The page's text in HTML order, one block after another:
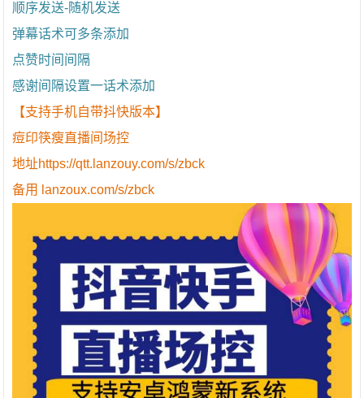
顺序发送-随机发送
弹幕话术可多条添加
点赞时间间隔
感谢间隔设置一话术添加
【支持手机自带抖快版本】
痘印筷瘦直播间场控
地址https://qtt.lanzouy.com/s/zbck
备用 lanzoux.com/s/zbck